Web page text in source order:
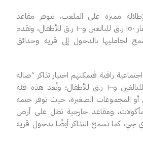
مميزة على الملعب، تتوفر مقاعد
للبالغين و١٠٠ ر.ق للأطفال، وتقدم
لحامليها بالدخول إلى قرية وحدائق
راقية فيمكنهم اختيار تذاكر “صالة
؛ وتُعد هذه فئة
أو المجموعات الصغيرة، حيث توفر خيمة
ومقاعد خارجية تطل على أرض
جي، كما تسمح التذاكر أيضًا بدخول قرية